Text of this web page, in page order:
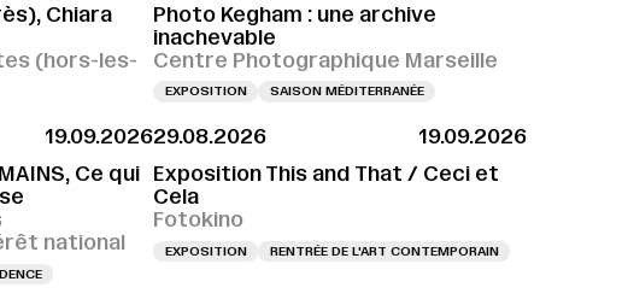
Chiara
(hors-les-
Photo Kegham : une archive
inachevable
Centre Photographique Marseille
EXPOSITION SAISON MÉDITERRANÉE
19.09.2026
Ce qui
national
29.08.2026
19.09.2026
Exposition This and That / Ceci et
Cela
Fotokino
EXPOSITION RENTRÉE DE L'ART CONTEMPORAIN